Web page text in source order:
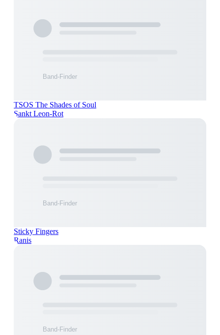
TSOS The Shades of Soul
Sankt Leon-Rot
Sticky Fingers
Ranis